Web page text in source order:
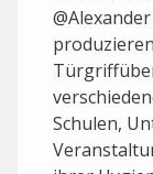
Schulen,